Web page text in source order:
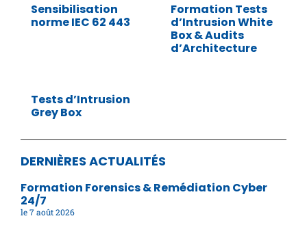
Sensibilisation
norme IEC 62 443
Formation Tests
d’Intrusion White
Box & Audits
d’Architecture
Tests d’Intrusion
Grey Box
DERNIÈRES ACTUALITÉS
Formation Forensics & Remédiation Cyber
24/7
7 août 2026